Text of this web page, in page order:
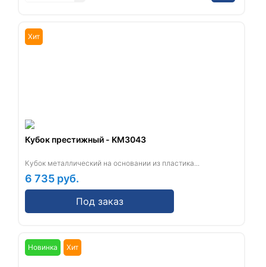
Хит
Кубок престижный - KM3043
Кубок металлический на основании из пластика...
6 735 руб.
Под заказ
Новинка Хит